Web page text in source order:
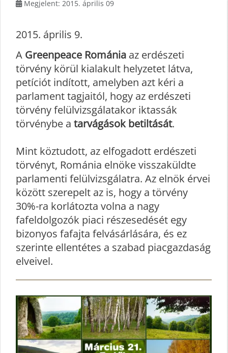
Megjelent: 2015. április 09
2015. április 9.
A Greenpeace Románia az erdészeti
törvény körül kialakult helyzetet látva,
petíciót indított, amelyben azt kéri a
parlament tagjaitól, hogy az erdészeti
törvény felülvizsgálatakor iktassák
törvénybe a tarvágások betiltását.
Mint köztudott, az elfogadott erdészeti
törvényt, Románia elnöke visszaküldte
parlamenti felülvizsgálatra. Az elnök érvei
között szerepelt az is, hogy a törvény
30%-ra korlátozta volna a nagy
fafeldolgozók piaci részesedését egy
bizonyos fafajta felvásárlására, és ez
szerinte ellentétes a szabad piacgazdaság
elveivel.